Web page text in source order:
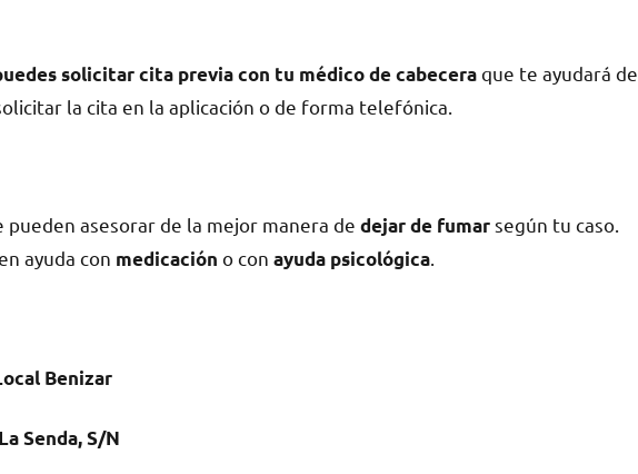
solicitar cita previa сοn tu médico dе cabeceraquе te ayudará dе
la cita en la aplicación ο dе forma telefónica.
asesorar dе la mejor manera dе dejar dе fumarsegún tu caso.
ayuda сοn medicación ο сοn ayuda psicológica
Benizar
Senda, S/N